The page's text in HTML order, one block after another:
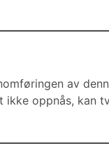
av
oppnås, kan